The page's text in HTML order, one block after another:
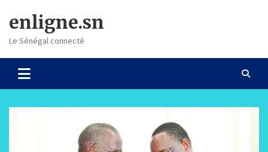
content
enligne.sn
Le Sénégal connecté